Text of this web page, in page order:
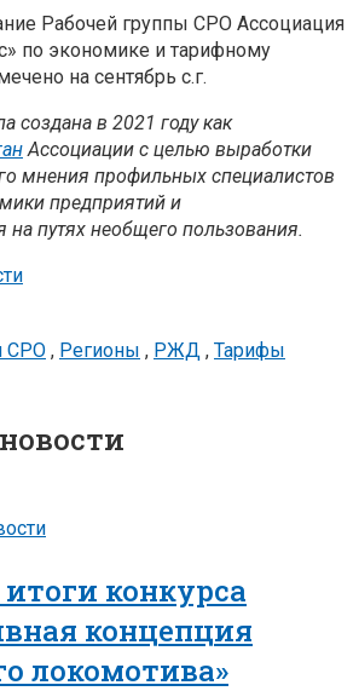
Рабочей группы СРО Ассоциация
по экономике и тарифному
на сентябрь с.г.
создана в 2021 году как
Ассоциации с целью выработки
мнения профильных специалистов
предприятий и
на путях необщего пользования.
СРО , Регионы , РЖД , Тарифы
конкурса
концепция
локомотива»